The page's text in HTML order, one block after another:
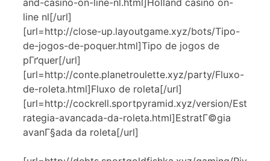
line nl[/url]
[url=http://close-up.layoutgame.xyz/bots/Tipo-
de-jogos-de-poquer.html]Tipo de jogos de
pГґquer[/url]
[url=http://conte.planetroulette.xyz/party/Fluxo-
de-roleta.html]Fluxo de roleta[/url]
[url=http://cockrell.sportpyramid.xyz/version/Est
rategia-avancada-da-roleta.html]EstratГ©gia
avanГ§ada da roleta[/url]